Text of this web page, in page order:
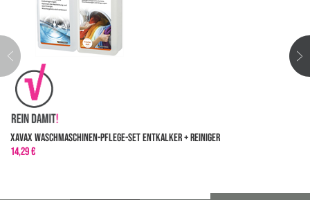
XavaX Waschmaschinen-Pflege-Set Entkalker + Reiniger
14,29 €